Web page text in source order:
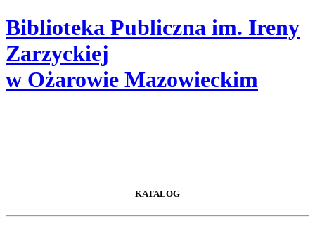
Biblioteka Publiczna im. Ireny
Zarzyckiej
w Ożarowie Mazowieckim
KATALOG